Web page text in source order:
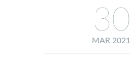
30
MAR 2021